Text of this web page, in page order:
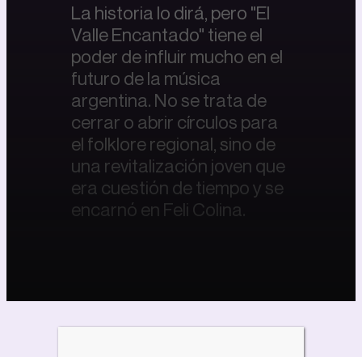
La historia lo dirá, pero "El
Valle Encantado" tiene el
poder de influir mucho en el
futuro de la música
argentina. No se trata de
cerrar o abrir círculos para
el folklore regional, sino de
una revitalización joven que
era cuestión de tiempo y se
encarnó en Feli Colina.